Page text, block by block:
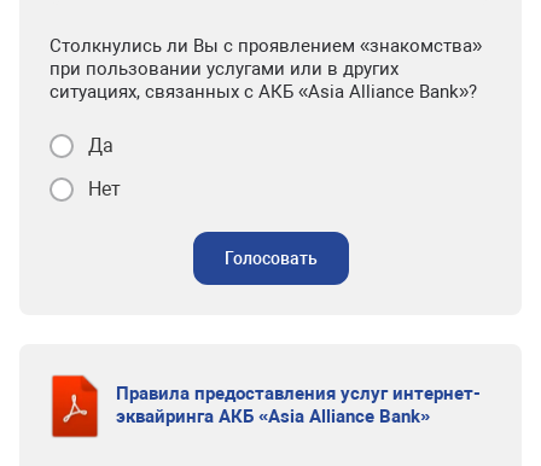
Столкнулись ли Вы с проявлением «знакомства»
при пользовании услугами или в других
ситуациях, связанных с АКБ «Asia Alliance Bank»?
Да
Нет
Голосовать
Правила предоставления услуг интернет-
эквайринга АКБ «Asia Alliance Bank»